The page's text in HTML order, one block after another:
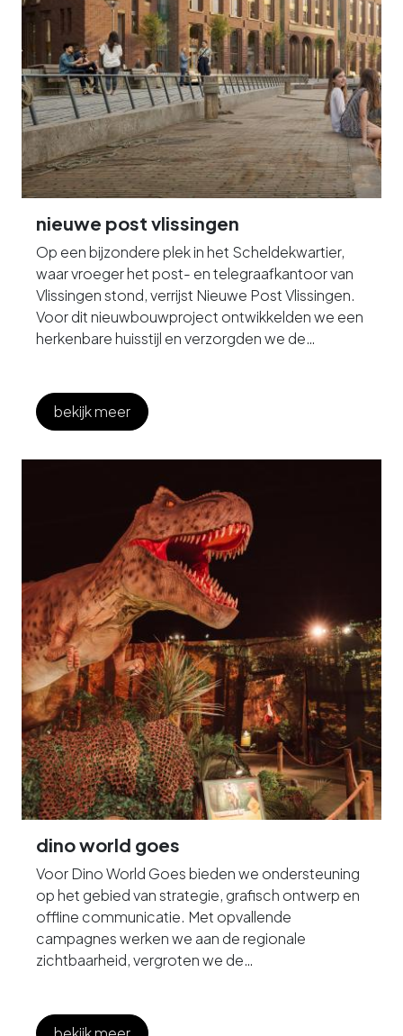
nieuwe post vlissingen
Op een bijzondere plek in het Scheldekwartier,
waar vroeger het post- en telegraafkantoor van
Vlissingen stond, verrijst Nieuwe Post Vlissingen.
Voor dit nieuwbouwproject ontwikkelden we een
herkenbare huisstijl en verzorgden we de
campagnes en nieuwsbrieven: alle middelen
vertellen samen één herkenbaar verhaal.
bekijk meer
dino world goes
Voor Dino World Goes bieden we ondersteuning
op het gebied van strategie, grafisch ontwerp en
offline communicatie. Met opvallende
campagnes werken we aan de regionale
zichtbaarheid, vergroten we de
aandacht bij gezinnen en andere relevante